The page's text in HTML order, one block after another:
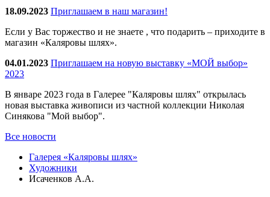
18.09.2023 Приглашаем в наш магазин!
Если у Вас торжество и не знаете , что подарить – приходите в
магазин «Каляровы шлях».
04.01.2023 Приглашаем на новую выставку «МОЙ выбор»
2023
В январе 2023 года в Галерее "Каляровы шлях" открылась
новая выставка живописи из частной коллекции Николая
Синякова "Мой выбор".
Все новости
Галерея «Каляровы шлях»
Художники
Исаченков А.А.